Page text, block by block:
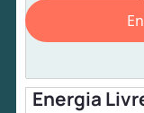
Energia